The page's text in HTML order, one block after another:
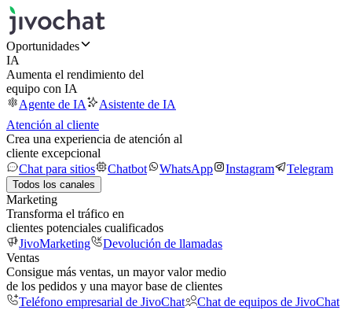
Oportunidades
IA
Aumenta el rendimiento del
equipo con IA
Agente de IA
Asistente de IA
Atención al cliente
Crea una experiencia de atención al
cliente excepcional
Chat para sitios
Chatbot WhatsApp Instagram Telegram
Todos los canales
Marketing
Transforma el tráfico en
clientes potenciales cualificados
JivoMarketing
Devolución de llamadas
Ventas
Consigue más ventas, un mayor valor medio
de los pedidos y una mayor base de clientes
Teléfono empresarial de JivoChat
Chat de equipos de JivoChat